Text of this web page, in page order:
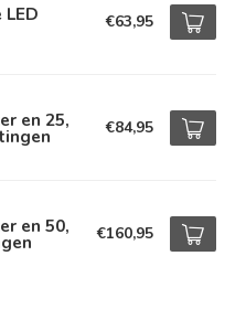
€63,95
en 25, €84,95
en 50, €160,95